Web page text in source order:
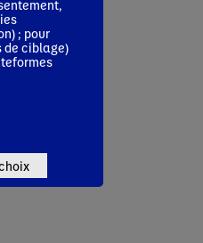
; pour
de ciblage)